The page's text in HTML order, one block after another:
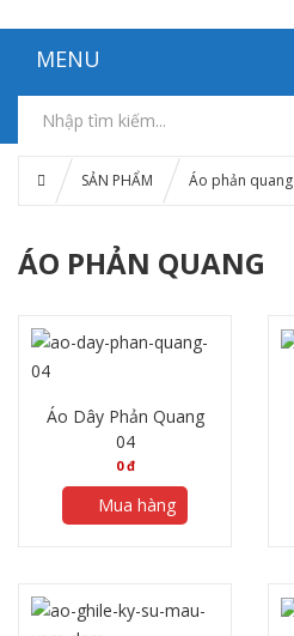
MENU
SẢN PHẨM Áo phản quang
ÁO PHẢN QUANG
Áo Dây Phản Quang
04
0đ
Mua hàng